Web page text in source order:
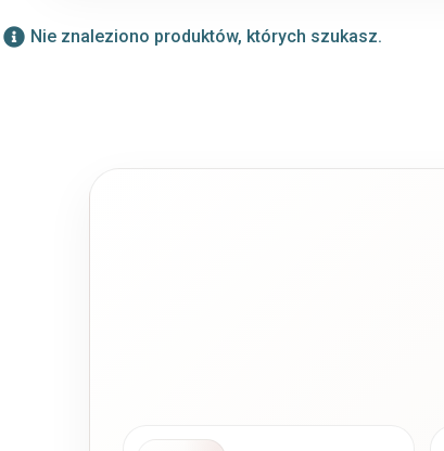
Nie znaleziono produktów, których szukasz.